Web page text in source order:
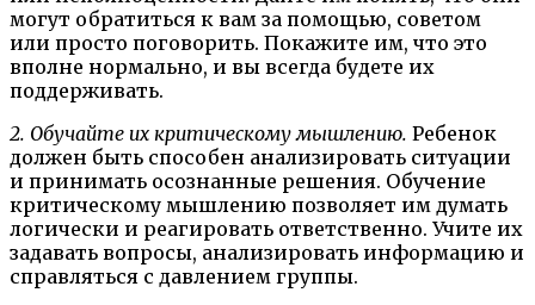
могут обратиться к вам за помощью, советом
или просто поговорить. Покажите им, что это
вполне нормально, и вы всегда будете их
поддерживать.
2. Обучайте их критическому мышлению. Ребенок
должен быть способен анализировать ситуации
и принимать осознанные решения. Обучение
критическому мышлению позволяет им думать
логически и реагировать ответственно. Учите их
задавать вопросы, анализировать информацию и
справляться с давлением группы.